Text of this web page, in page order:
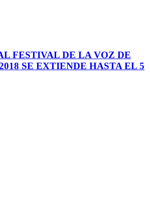
FESTIVAL DE LA VOZ DE
SE EXTIENDE HASTA EL 5